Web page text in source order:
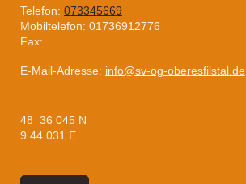
Telefon: 073345669
Mobiltelefon: 01736912776
Fax:
E-Mail-Adresse: info@sv-og-oberesfilstal.de
48 36 045 N
9 44 031 E